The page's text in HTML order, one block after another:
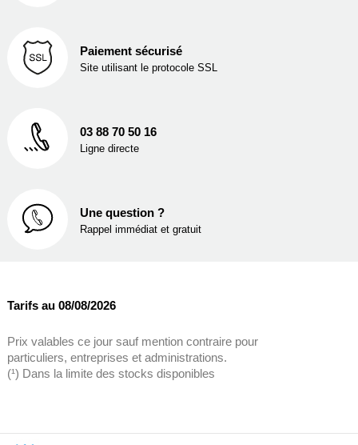
Paiement sécurisé
Site utilisant le protocole SSL
03 88 70 50 16
Ligne directe
Une question ?
Rappel immédiat et gratuit
Tarifs au 08/08/2026
Prix valables ce jour sauf mention contraire pour
particuliers, entreprises et administrations.
(¹) Dans la limite des stocks disponibles